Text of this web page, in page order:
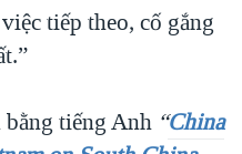
tiếp theo, cố gắng
tiếng Anh “China